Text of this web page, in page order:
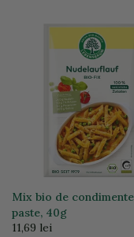
Mix bio de
paste, 40g
11,69 lei